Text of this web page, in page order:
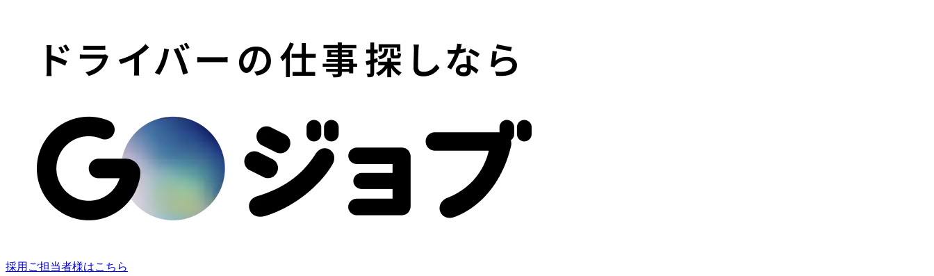
採用ご担当者様はこちら